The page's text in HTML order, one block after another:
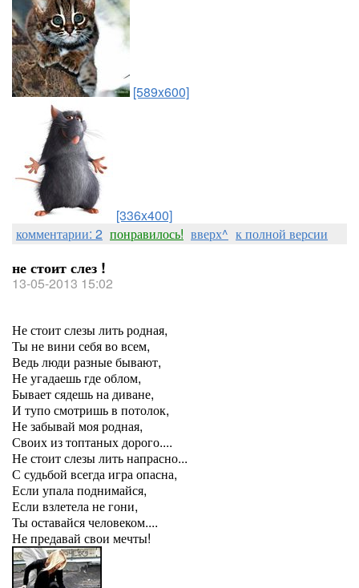
[589x600]
[336x400]
комментарии: 2 понравилось! вверх^ к полной версии
не стоит слез !
13-05-2013 15:02
Не стоит слезы лить родная,
Ты не вини себя во всем,
Ведь люди разные бывают,
Не угадаешь где облом,
Бывает сядешь на диване,
И тупо смотришь в потолок,
Не забывай моя родная,
Своих из топтаных дорого....
Не стоит слезы лить напрасно...
С судьбой всегда игра опасна,
Если упала поднимайся,
Если взлетела не гони,
Ты оставайся человеком....
Не предавай свои мечты!